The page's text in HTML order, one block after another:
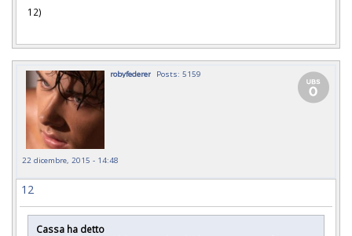
12)
robyfederer Posts: 5159
22 dicembre, 2015 - 14:48
12
Cassa ha detto